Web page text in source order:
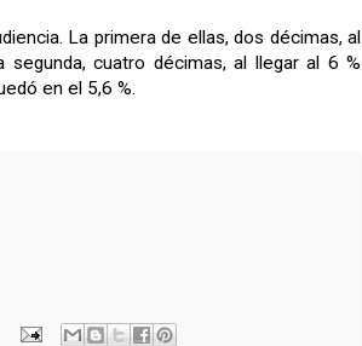
La primera de ellas, dos décimas, al
cuatro décimas, al llegar al 6 %
en el 5,6 %.